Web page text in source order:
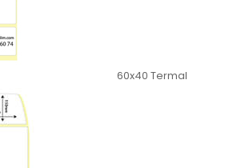
60x40 Termal